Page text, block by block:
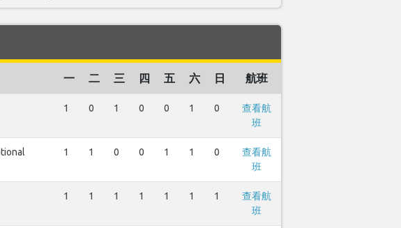
一 二 三 四 五 六 日 航班
1 0 1 0 0 1 0
查看航
班
1 1 0 0 1 1 0
查看航
班
1 1 1 1 1 1 1
查看航
班